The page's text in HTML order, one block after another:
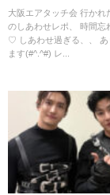
大阪エアタッチ会 行かれ
のしあわせレポ、 時間忘
♡ しあわせ過ぎる、、 あ
ます(#^.^#) レ...